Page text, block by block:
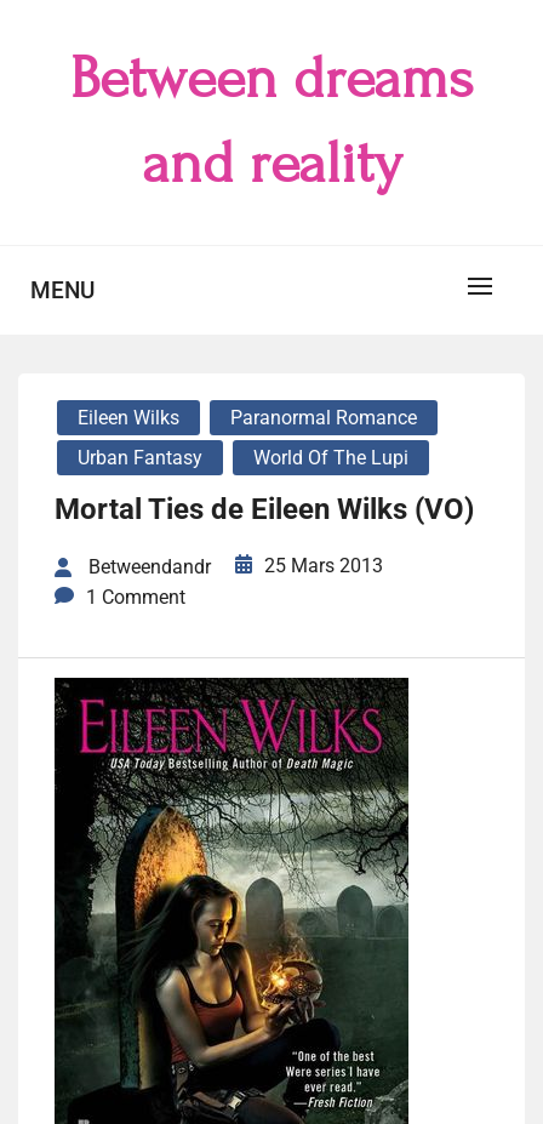
Between dreams
and reality
MENU
Eileen Wilks
Paranormal Romance
Urban Fantasy
World Of The Lupi
Mortal Ties de Eileen Wilks (VO)
Betweendandr
25 Mars 2013
1 Comment